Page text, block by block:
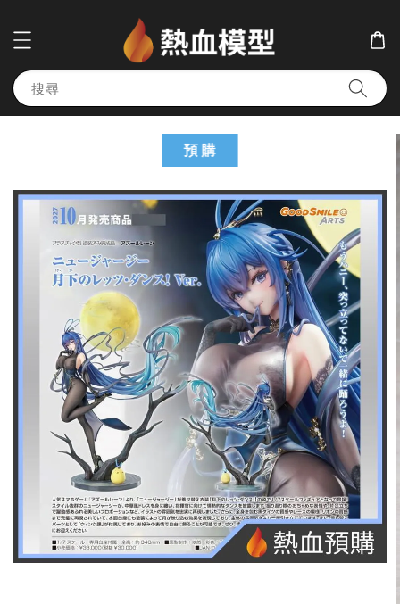
搜尋
預 購